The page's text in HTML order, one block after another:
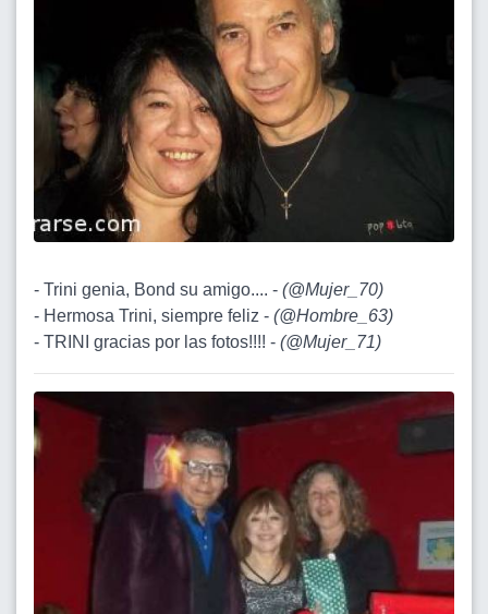
- Trini genia, Bond su amigo.... - (@Mujer_70)
- Hermosa Trini, siempre feliz - (@Hombre_63)
- TRINI gracias por las fotos!!!! - (@Mujer_71)